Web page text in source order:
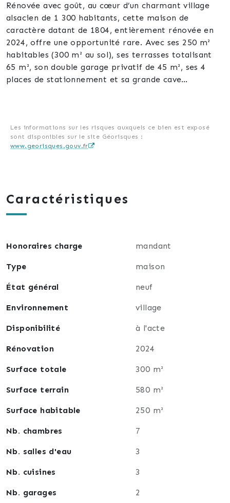
Rénovée avec goût, au cœur d’un charmant village
alsacien de 1 300 habitants, cette maison de
caractère datant de 1804, entièrement rénovée en
2024, offre une opportunité rare. Avec ses 250 m²
habitables (300 m² au sol), ses terrasses totalisant
65 m², son double garage privatif de 45 m², ses 4
places de stationnement et sa grande cave
Composition :
1er étage : appartement 4 pièces
Appartement avec 3 chambres, cuisine équipée,
2e étage : appartement Duplex 3 pièces
Niveau 1 : grande pièce de vie avec salon/salle à
meuble vasque, WC séparé, 1 chambre et un
dressing.
Niveau 2 : deux pièces supplémentaires pouvant
Maison rénovée avec goût.
Deux options d’investissement :
1) Investissement 100 % locatif : 3 appartements
Les informations sur les risques auxquels ce bien est exposé
sont disponibles sur le site Géorisques :
www.georisques.gouv.fr
Caractéristiques
Honoraires charge mandant
Type maison
État général neuf
Environnement village
Disponibilité à l'acte
Rénovation 2024
Surface totale 300 m²
Surface terrain 580 m²
Surface habitable 250 m²
Nb. chambres 7
Nb. salles d'eau 3
Nb. cuisines 3
Nb. garages 2